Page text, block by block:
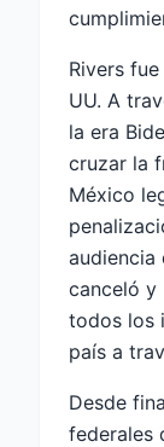
Rivers
UU. A
la era
cruzar la
México
audiencia
canceló y
todos los
país a
Desde
federales